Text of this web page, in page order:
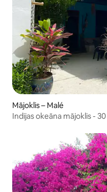
Mājoklis – Malé
Indijas okeāna mājoklis -